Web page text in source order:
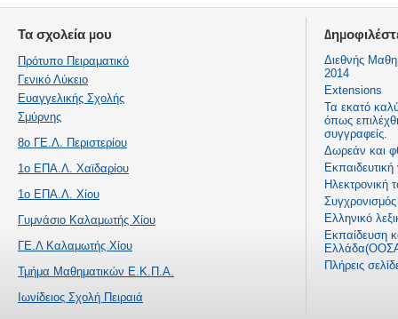
Τα σχολεία μου
Πρότυπο Πειραματικό
Γενικό Λύκειο
Ευαγγελικής Σχολής
Σμύρνης
8ο ΓΕ.Λ. Περιστερίου
1ο ΕΠΑ.Λ. Χαϊδαρίου
1ο ΕΠΑ.Λ. Χίου
Γυμνάσιο Καλαμωτής Χίου
ΓΕ.Λ Καλαμωτής Χίου
Τμήμα Μαθηματικών Ε.Κ.Π.Α.
Ιωνίδειος Σχολή Πειραιά
Διεθνής
2014
Extensions
Τα εκατό
όπως
συγγραφείς.
Δωρεάν και
Ηλεκτρονική
Ελληνικό
Εκπαίδευση
Πλήρεις